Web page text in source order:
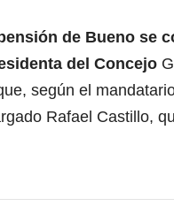
de Bueno se
del Concejo
según el
Rafael Castillo,